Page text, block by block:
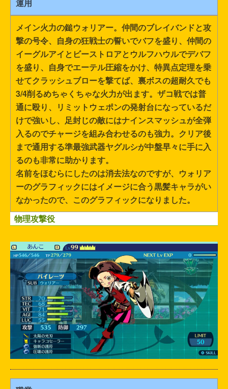
運用
メイン火力の鎚ウォリアー。仲間のブレイバンドと攻
撃の号令、自身の狂戦士の誓いでバフを盛り、仲間の
イーグルアイとビーストロアとウルフハウルでデバフ
を盛り、自身でエーテル圧縮をかけ、特異点定理を乗
せてクラッシュブローを撃てば、裏ボスの超耐久でも
3/4削るめちゃくちゃな火力が出ます。ザコ戦では普
通に殴り、リミットウェポンの発射台になっているだ
けで強いし、足封じの敵にはナインスマッシュが全弾
入るのでチャージを組み合わせるのも強力。クリア後
まで通用する準最強武器ヤグルシが中盤早々に手に入
るのも非常に助かります。
名前をほむらにしたのは消去法なのですが、ウォリア
ーのグラフィックにはイメージに合う黒髪キャラがい
なかったので、このグラフィックになりました。
物理攻撃役